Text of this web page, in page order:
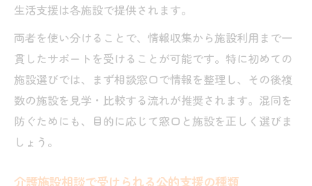
生活支援は各施設で提供されます。
両者を使い分けることで、情報収集から施設利用まで一
貫したサポートを受けることが可能です。特に初めての
施設選びでは、まず相談窓口で情報を整理し、その後複
数の施設を見学・比較する流れが推奨されます。混同を
防ぐためにも、目的に応じて窓口と施設を正しく選びま
しょう。
介護施設相談で受けられる公的支援の種類